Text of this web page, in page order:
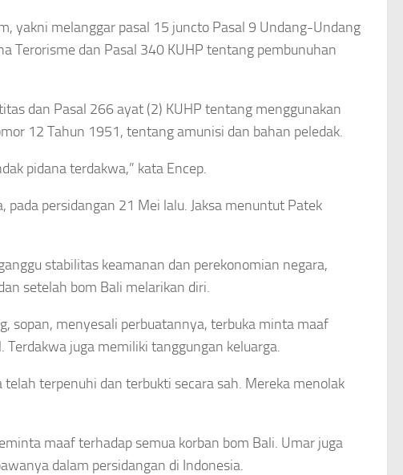
yakni melanggar pasal 15 juncto Pasal 9 Undang-Undang
Terorisme dan Pasal 340 KUHP tentang pembunuhan
dan Pasal 266 ayat (2) KUHP tentang menggunakan
12 Tahun 1951, tentang amunisi dan bahan peledak.
pidana terdakwa,” kata Encep.
persidangan 21 Mei lalu. Jaksa menuntut Patek
stabilitas keamanan dan perekonomian negara,
setelah bom Bali melarikan diri.
sopan, menyesali perbuatannya, terbuka minta maaf
juga memiliki tanggungan keluarga.
terpenuhi dan terbukti secara sah. Mereka menolak
maaf terhadap semua korban bom Bali. Umar juga
dalam persidangan di Indonesia.